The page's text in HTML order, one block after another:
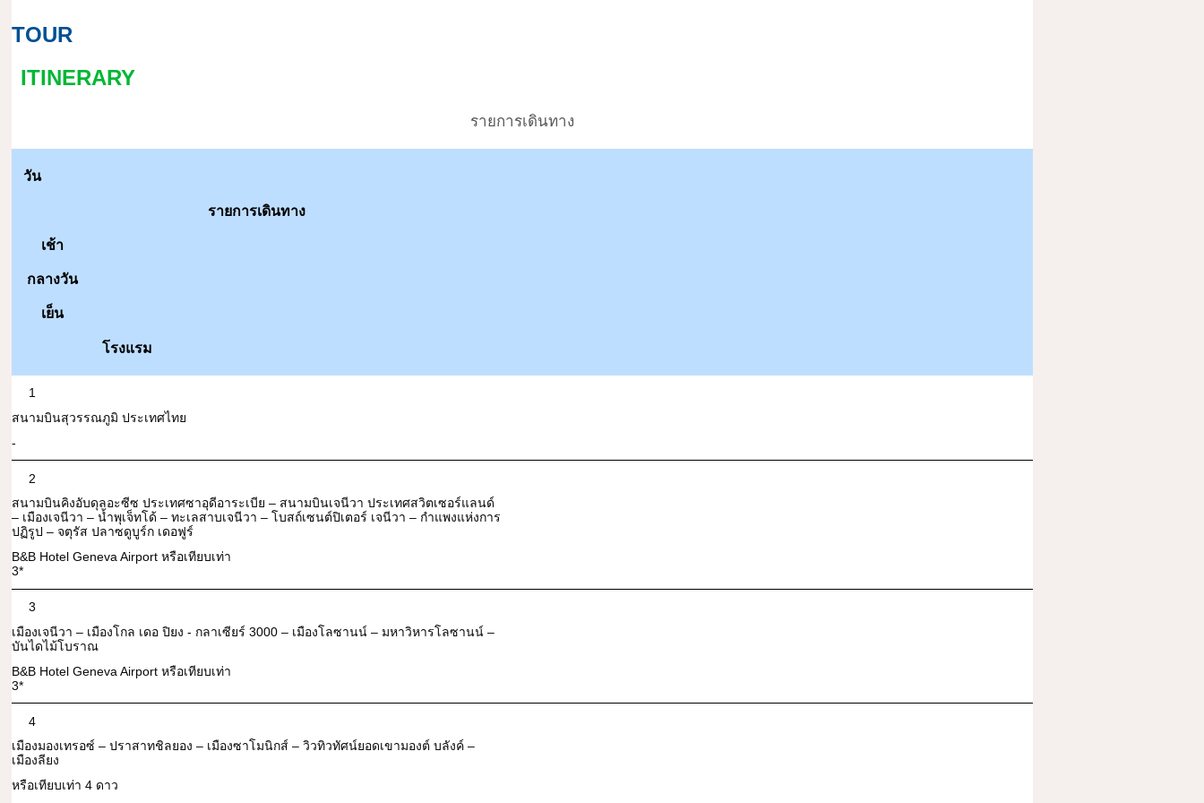
TOUR
ITINERARY
รายการเดินทาง
วัน
รายการเดินทาง
เช้า
กลางวัน
เย็น
โรงแรม
1
สนามบินสุวรรณภูมิ ประเทศไทย
-
2
สนามบินคิงอับดุลอะซีซ ประเทศซาอุดีอาระเบีย – สนามบินเจนีวา ประเทศสวิตเซอร์แลนด์
– เมืองเจนีวา – น้ำพุเจ็ทโด้ – ทะเลสาบเจนีวา – โบสถ์เซนต์ปิเตอร์ เจนีวา – กำแพงแห่งการ
ปฏิรูป – จตุรัส ปลาซดูบูร์ก เดอฟูร์
B&B Hotel Geneva Airport หรือเทียบเท่า
3*
3
เมืองเจนีวา – เมืองโกล เดอ ปิยง - กลาเซียร์ 3000 – เมืองโลซานน์ – มหาวิหารโลซานน์ –
บันไดไม้โบราณ
B&B Hotel Geneva Airport หรือเทียบเท่า
3*
4
เมืองมองเทรอซ์ – ปราสาทชิลยอง – เมืองซาโมนิกส์ – วิวทิวทัศน์ยอดเขามองต์ บลังค์ –
เมืองลียง
หรือเทียบเท่า 4 ดาว